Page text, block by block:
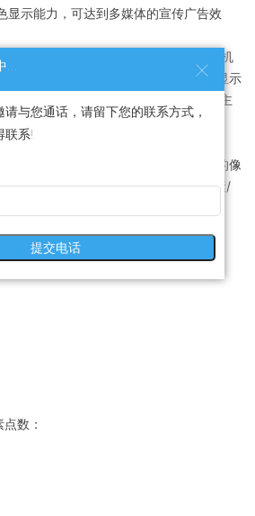
显示能力，可达到多媒体的宣传广告效
屏具有存储及自动播放的能力，在PC机
图片通过串口或其他网络接口传入LED显示
自动播放，一般没有多灰度显示能力，主
多屏联网。
划分
模块规格比较统一所以通常按照模块的像
像素/平米3.75mm44321像素/
数：
与您通话，请留下您的联系方式，
联系!
提交电话